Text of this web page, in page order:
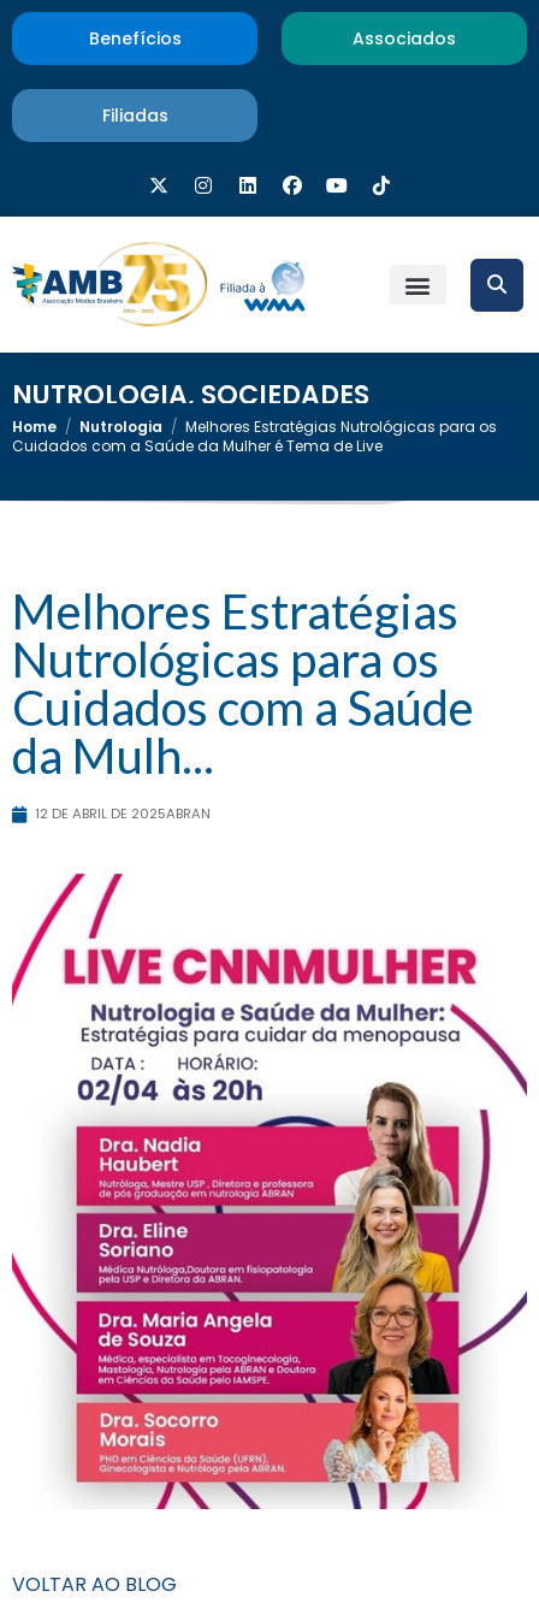
Benefícios Associados
Filiadas
NUTROLOGIA, SOCIEDADES
Home / Nutrologia / Melhores Estratégias Nutrológicas para os
Cuidados com a Saúde da Mulher é Tema de Live
Melhores Estratégias
Nutrológicas para os
Cuidados com a Saúde
da Mulh...
12 DE ABRIL DE 2025ABRAN
VOLTAR AO BLOG